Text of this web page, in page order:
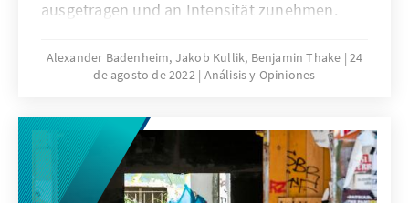
ausgetragen und an Intensität zunehmen.
extraterrestrische Einfluss- und Frontzone zu
begreifen, in der Europa als politischer,
präsent und handlungsfähig sein muss. Wie
kann das gelingen und welche Schwerpunkte
sollte Europa hierbei setzen?
Alexander Badenheim, Jakob Kullik, Benjamin Thake 24
de agosto de 2022 Análisis y Opiniones